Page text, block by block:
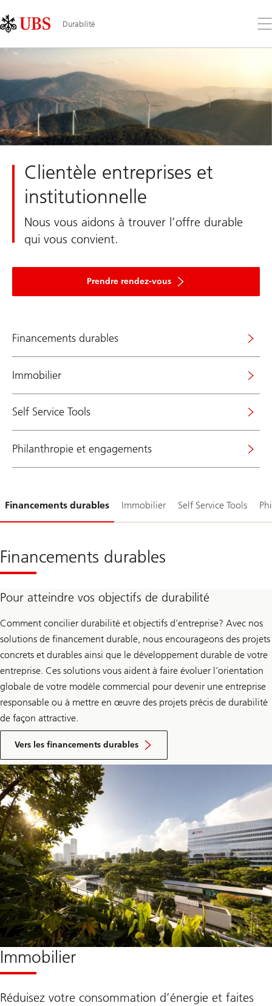
Links
Area
Durabilité
le
Clientèle entreprises et
institutionnelle
Nous vous aidons à trouver l’offre durable
qui vous convient.
Prendre rendez-vous
Financements durables
Immobilier
Self Service Tools
Philanthropie et engagements
Financements durables Immobilier Self Service Tools
1-
Financements durables
Pour atteindre vos objectifs de durabilité
Comment concilier durabilité et objectifs d’entreprise? Avec nos
solutions de financement durable, nous encourageons des projets
concrets et durables ainsi que le développement durable de votre
entreprise. Ces solutions vous aident à faire évoluer l’orientation
globale de votre modèle commercial pour devenir une entreprise
responsable ou à mettre en œuvre des projets précis de durabilité
de façon attractive.
Vers les financements durables
Immobilier
Réduisez votre consommation d’énergie et faites